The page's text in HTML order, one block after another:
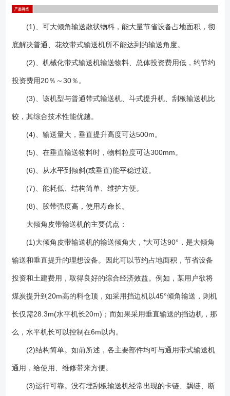
边、横隔板和基带形成了输送物料的"闸"形容器,从而实现大倾角输
装式减速器,楔块式逆止器组成。 3.传动滚筒：是动力传递的主要部件,
输送带借其与传动滚筒之间的摩擦力而运行。本系列传动滚筒有胶面和光
面)。 5.压带轮：用于改变输送带的运行方向,压带轮用于输送带上表面
(承载面)。 6.托辊：托辊用于支承输送带和带上的物料、使其稳定运
用于在凸弧段机架上支承输送带下分支,其支承于挡边输送带两侧的空边
上。若干组托带辊形成一个圆弧段用于使输送带改向。托带辊采用悬臂支
拍打输送带背面,震落粘在输送带上的物料。 10.拉紧装置：它的作用
有:1.使输送带具有足够的张力,保证输送带和传动滚筒间不打滑。2.***输送
11.机架、头部漏斗、头部护罩、导料槽、中间架、中间架支腿等：在输送
机中分别起支承、防尘和导料作用。本系列中间架支腿有低式、中式和高
式中间架支腿)。 1、 尾架（带张紧装置） 2、尾架 3、挡边输送带
4、导料槽 5、凹弧段支架 6、压带轮 7、改向轮 8、中间架 9、中间架支
15、驱动辊（含动力） 16、下料斗 （1）依照产品结构中基本布置形
式选取合适的工艺结构； （2）设备常用材质有碳钢与不锈钢等；
(1)、可大倾角输送散状物料，能大量节省设备占地面积，彻
底解决普通、花纹带式输送机所不能达到的输送角度。
(2)、机械化带式输送机输送物料、总体投资费用低，约节约
投资费用20％～30％。
(3)、该机型与普通带式输送机、斗式提升机、刮板输送机比
较，其综合技术性能优越。
(4)、输送量大，垂直提升高度可达500m。
(5)、在垂直输送物料时，物料粒度可达300mm。
(6)、从水平到倾斜(或垂直)能平稳过渡。
(7)、能耗低、结构简单、维护方便。
(8)、胶带强度高，使用寿命长。
大倾角皮带输送机的主要优点：
(1)大倾角皮带输送机的输送倾角大，*大可达90°，是大倾角
输送和垂直提升的理想设备。因此可以节约占地面积，节省设备
投资和土建费用，取得良好的综合经济效益。例如，某用户欲将
煤炭提升到20m高的料仓顶，如采用挡边机以45°倾角输送，则机
长仅需28.3m(水平机长20m)；而如果采用垂直输送的挡边机，那
么，水平机长可以控制在6m以内。
(2)结构简单。如前所述，各主要部件均可与通用带式输送机
通用，给使用、维修带来方便。
(3)运行可靠。没有埋刮板输送机经常出现的卡链、飘链、断